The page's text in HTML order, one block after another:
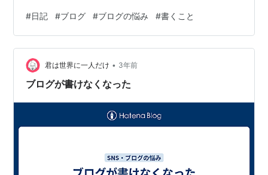
に話すべき」と話していたことです。 悩みと向き合うと
きには認知（自分の常識や物の見方）が邪魔をして、自
分の思考が堂々めぐりをします。長年かけて作られた認
知を、その認知に染まりきっている本人が一人で見直す
のは至難の業。だから、悩んだ時は一人で悩もうとしな
#日記 #ブログ #ブログの悩み #書くこと
君は世界に一人だけ • 3年前
ブログが書けなくなった